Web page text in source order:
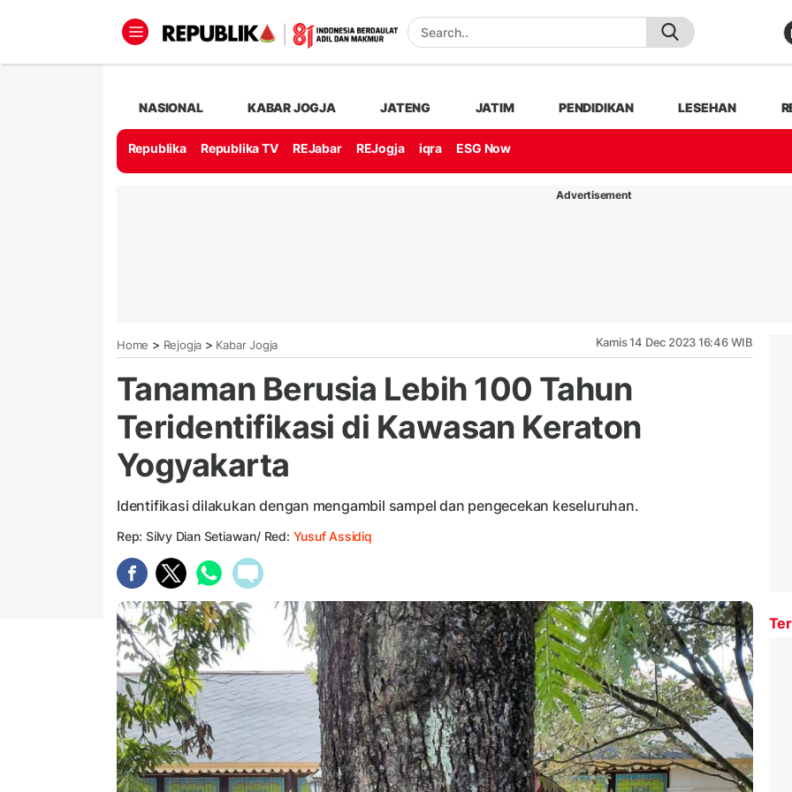
NASIONAL KABAR JOGJA JATENG JATIM PENDIDIKAN LESEHAN
Republika Republika TV REJabar REJogja iqra ESG Now
Advertisement
Home > Rejogja > Kabar Jogja Kamis 14 Dec 2023 16:46 WIB
Tanaman Berusia Lebih 100 Tahun
Teridentifikasi di Kawasan Keraton
Yogyakarta
Identifikasi dilakukan dengan mengambil sampel dan pengecekan keseluruhan.
Rep: Silvy Dian Setiawan/ Red: Yusuf Assidiq